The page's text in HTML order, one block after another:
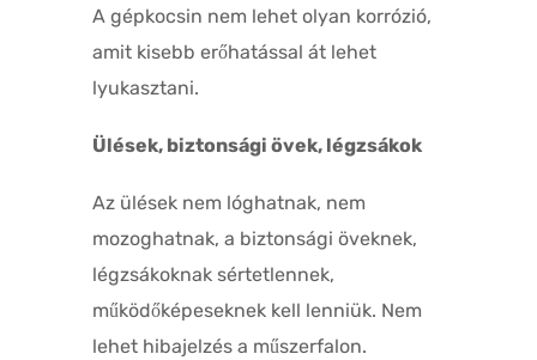
A gépkocsin nem lehet olyan korrózió,
amit kisebb erőhatással át lehet
lyukasztani.
Ülések, biztonsági övek, légzsákok
Az ülések nem lóghatnak, nem
mozoghatnak, a biztonsági öveknek,
légzsákoknak sértetlennek,
működőképeseknek kell lenniük. Nem
lehet hibajelzés a műszerfalon.